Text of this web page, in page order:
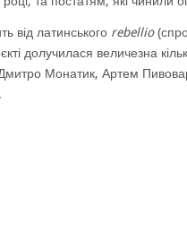
від латинського rebellio
долучилася величезна
Монатик, Артем